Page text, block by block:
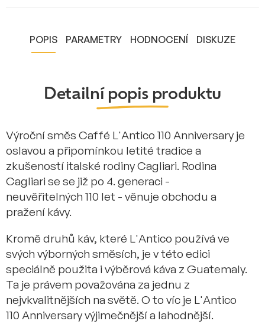
POPIS PARAMETRY HODNOCENÍ DISKUZE
Detailní popis produktu
Výroční směs Caffé L'Antico 110 Anniversary je
oslavou a připomínkou letité tradice a
zkušeností italské rodiny Cagliari. Rodina
Cagliari se se již po 4. generaci -
neuvěřitelných 110 let - věnuje obchodu a
pražení kávy.
Kromě druhů káv, které L'Antico používá ve
svých výborných směsích, je v této edici
speciálně použita i výběrová káva z Guatemaly.
Ta je právem považována za jednu z
nejvkvalitnějších na světě. O to víc je L'Antico
110 Anniversary výjimečnější a lahodnější.